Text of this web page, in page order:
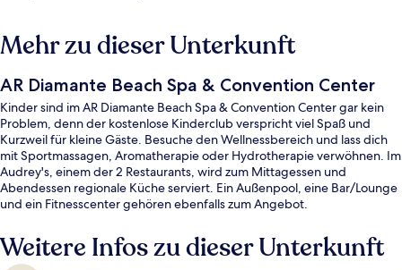
Mehr zu dieser Unterkunft
AR Diamante Beach Spa & Convention Center
Kinder sind im AR Diamante Beach Spa & Convention Center gar kein
Problem, denn der kostenlose Kinderclub verspricht viel Spaß und
Kurzweil für kleine Gäste. Besuche den Wellnessbereich und lass dich
mit Sportmassagen, Aromatherapie oder Hydrotherapie verwöhnen. Im
Audrey's, einem der 2 Restaurants, wird zum Mittagessen und
Abendessen regionale Küche serviert. Ein Außenpool, eine Bar/Lounge
und ein Fitnesscenter gehören ebenfalls zum Angebot.
Weitere Infos zu dieser Unterkunft